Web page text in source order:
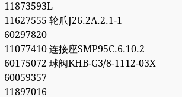
11873593L
11627555 轮爪J26.2A.2.1-1
60297820
11077410 连接座SMP95C.6.10.2
60175072 球阀KHB-G3/8-1112-03X
60059357
11897016